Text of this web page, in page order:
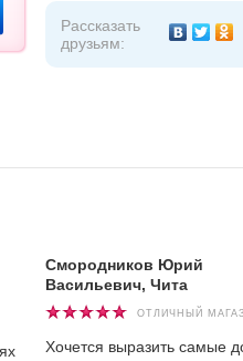
Рассказать
друзьям:
Смородников Юрий
Васильевич, Чита
ОТЛИЧНЫЙ
Хочется выразить самые